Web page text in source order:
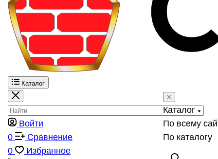
Каталог
Каталог
По всему
По каталогу
Войти
0
Сравнение
0
Избранное